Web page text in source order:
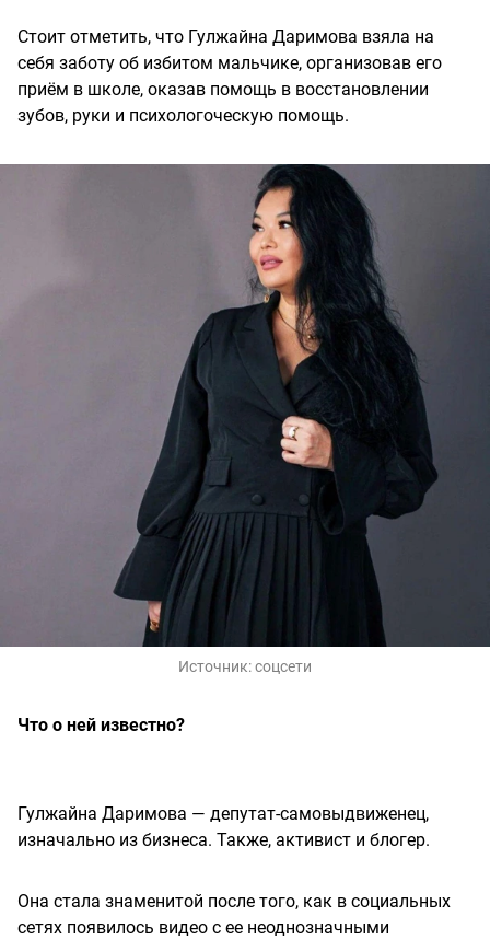
Стоит отметить, что Гулжайна Даримова взяла на
себя заботу об избитом мальчике, организовав его
приём в школе, оказав помощь в восстановлении
зубов, руки и психологоческую помощь.
Источник:соцсети
Что о ней известно?
Гулжайна Даримова — депутат-самовыдвиженец,
изначально из бизнеса. Также, активист и блогер.
Она стала знаменитой после того, как в социальных
сетях появилось видео с ее неоднозначными